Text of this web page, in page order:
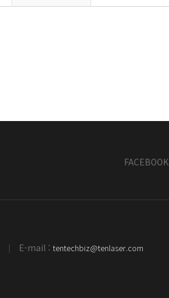
FACEBOOK
| E-mail : tentechbiz@tenlaser.com